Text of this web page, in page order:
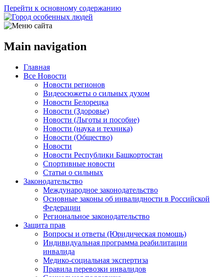
Перейти к основному содержанию
Main navigation
Главная
Все Новости
Новости регионов
Видеосюжеты о сильных духом
Новости Белорецка
Новости (Здоровье)
Новости (Льготы и пособие)
Новости (наука и техника)
Новости (Общество)
Новости
Новости Республики Башкортостан
Спортивные новости
Статьи о сильных
Законодательство
Международное законодательство
Основные законы об инвалидности в Российской
Федерации
Региональное законодательство
Защита прав
Вопросы и ответы (Юридическая помощь)
Индивидуальная программа реабилитации
инвалида
Медико-социальная экспертиза
Правила перевозки инвалидов